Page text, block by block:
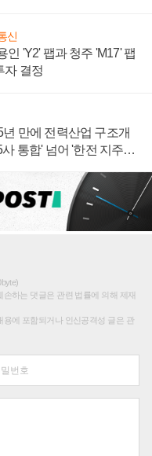
신
인 'Y2' 팹과 청주 'M17' 팹
자 결정
만에 전력산업 구조개
통합' 넘어 '한전 지주사'
하는 댓글은 관련 법률에 의해 제재
에 포함되거나 인신공격성 글은 관